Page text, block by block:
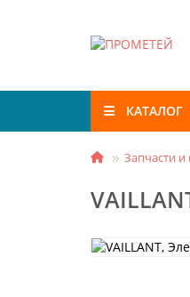
КАТАЛОГ
Запчасти